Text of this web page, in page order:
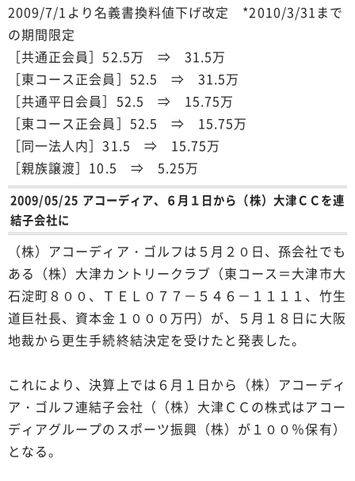
2009/7/1より名義書換料値下げ改定 *2010/3/31まで
の期間限定
［共通正会員］52.5万 ⇒ 31.5万
［東コース正会員］52.5 ⇒ 31.5万
［共通平日会員］52.5 ⇒ 15.75万
［東コース正会員］52.5 ⇒ 15.75万
［同一法人内］31.5 ⇒ 15.75万
［親族譲渡］10.5 ⇒ 5.25万
2009/05/25 アコーディア、６月１日から（株）大津ＣＣを連
結子会社に
（株）アコーディア・ゴルフは５月２０日、孫会社でも
ある（株）大津カントリークラブ（東コース＝大津市大
石淀町８００、ＴＥＬ０７７－５４６－１１１１、竹生
道巨社長、資本金１０００万円）が、５月１８日に大阪
地裁から更生手続終結決定を受けたと発表した。
これにより、決算上では６月１日から（株）アコーディ
ア・ゴルフ連結子会社（（株）大津ＣＣの株式はアコー
ディアグループのスポーツ振興（株）が１００％保有）
となる。